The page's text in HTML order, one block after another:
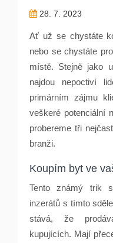
28. 7. 2023
Ať už se chystáte
nebo se chystáte
místě. Stejně jako
najdou nepoctiví
primárním zájmu
veškeré potenciální
probereme tři
branži.
Koupím byt ve
Tento známý trik
inzerátů s tímto
stává, že
kupujících. Mají